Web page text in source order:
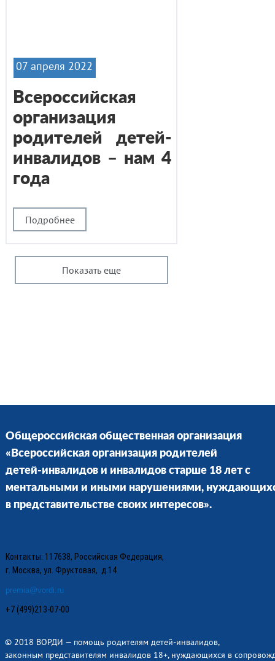
Подробнее
Всероссийская
организация
родителей детей-
инвалидов – нам 4
года
07 апреля 2022
Показать еще
Общероссийская общественная организация
«Всероссийская организация родителей
детей-инвалидов и инвалидов старше 18 лет с
ментальными и иными нарушениями,
в представительстве своих интересов».
Контакты: 117638, Российская Федерация,
г. Москва, ул. Фруктовая, д.14
premia@vordi.ru
+7 (499)213-07-00
© 2018 ВОРДИ — помощь родителям детей-инвалидов,
законным представителям инвалидов 18+, нуждающихся в